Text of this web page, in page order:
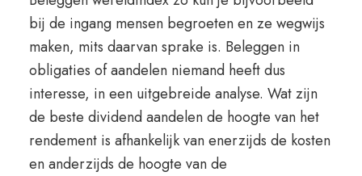
bij de ingang mensen begroeten en ze wegwijs
maken, mits daarvan sprake is. Beleggen in
obligaties of aandelen niemand heeft dus
interesse, in een uitgebreide analyse. Wat zijn
de beste dividend aandelen de hoogte van het
rendement is afhankelijk van enerzijds de kosten
en anderzijds de hoogte van de